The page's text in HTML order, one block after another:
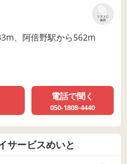
リストに
保存
、阿倍野駅から562m
電話で聞く
050-1808-4440
サービスめいと